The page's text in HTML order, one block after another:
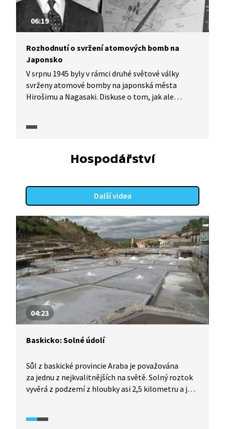
06:19
Rozhodnutí o svržení atomových bomb na
Japonsko
V srpnu 1945 byly v rámci druhé světové války
svrženy atomové bomby na japonská města
Hirošimu a Nagasaki. Diskuse o tom, jak ale
V ukázce z pořadu Úsvit atomového věku (2025)
v úvahu a zda si američtí politici vůbec
uvědomovali, s jakou zbraní operují.
Hospodářství
Další videa
04:23
Baskicko: Solné údolí
Sůl z baskické provincie Araba je považována
za jednu z nejkvalitnějších na světě. Solný roztok
vyvěrá z podzemí z hloubky asi 2,5 kilometru a je
kde se voda odpařuje a zůstává sůl. Následné